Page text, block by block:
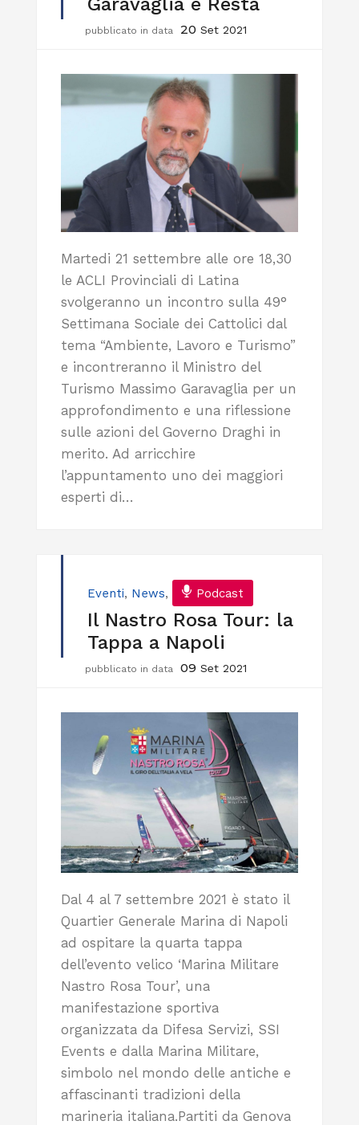
pubblicato in data 20 Set 2021
Martedi 21 settembre alle ore 18,30
le ACLI Provinciali di Latina
svolgeranno un incontro sulla 49°
Settimana Sociale dei Cattolici dal
tema “Ambiente, Lavoro e Turismo”
e incontreranno il Ministro del
Turismo Massimo Garavaglia per un
approfondimento e una riflessione
sulle azioni del Governo Draghi in
merito. Ad arricchire
l’appuntamento uno dei maggiori
esperti di…
Eventi, News, Podcast
Il Nastro Rosa Tour: la
Tappa a Napoli
pubblicato in data 09 Set 2021
Dal 4 al 7 settembre 2021 è stato il
Quartier Generale Marina di Napoli
ad ospitare la quarta tappa
dell’evento velico ‘Marina Militare
Nastro Rosa Tour’, una
manifestazione sportiva
organizzata da Difesa Servizi, SSI
Events e dalla Marina Militare,
simbolo nel mondo delle antiche e
affascinanti tradizioni della
marineria italiana.Partiti da Genova